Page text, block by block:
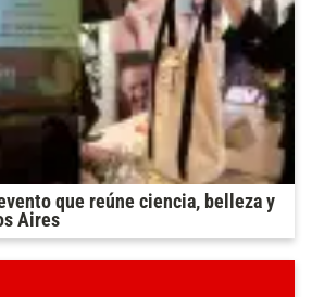
que reúne ciencia, belleza y
Aires